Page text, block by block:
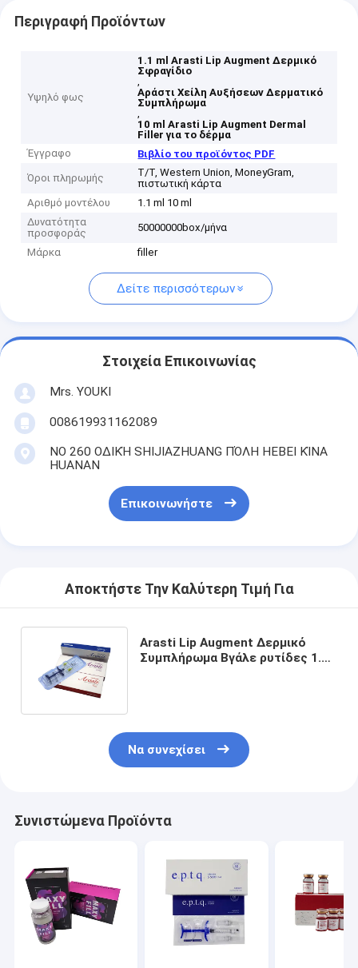
Περιγραφή Προϊόντων
Υψηλό φως
1.1 ml Arasti Lip Augment Δερμικό
Σφραγίδιο
,
Αράστι Χείλη Αυξήσεων Δερματικό
Συμπλήρωμα
,
10 ml Arasti Lip Augment Dermal
Filler για το δέρμα
Έγγραφο
Βιβλίο του προϊόντος PDF
Όροι πληρωμής
T/T, Western Union, MoneyGram,
πιστωτική κάρτα
Αριθμό μοντέλου
1.1 ml 10 ml
Δυνατότητα
προσφοράς
50000000box/μήνα
Μάρκα filler
Δείτε περισσότερων
Στοιχεία Επικοινωνίας
Mrs. YOUKI
008619931162089
ΝΟ 260 ΟΔΙΚΉ SHIJIAZHUANG ΠΌΛΗ HEBEI ΚΊΝΑ
HUANAN
Επικοινωνήστε
Αποκτήστε Την Καλύτερη Τιμή Για
Arasti Lip Augment Δερμικό
Συμπλήρωμα Βγάλε ρυτίδες 1.1
Να συνεχίσει
Συνιστώμενα Προϊόντα